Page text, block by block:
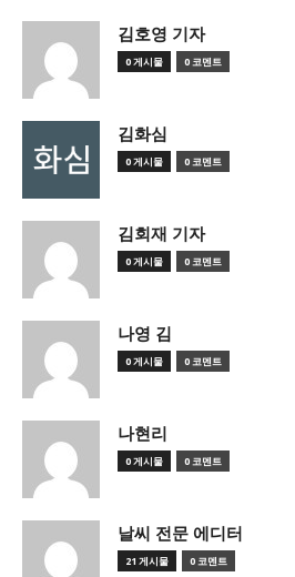
김호영 기자
0 게시물 0 코멘트
김화심
0 게시물 0 코멘트
김회재 기자
0 게시물 0 코멘트
나영 김
0 게시물 0 코멘트
나현리
0 게시물 0 코멘트
날씨 전문 에디터
21 게시물 0 코멘트